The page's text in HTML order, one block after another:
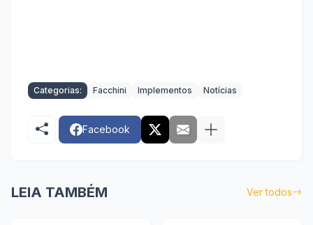
Categorias: Facchini Implementos Notícias
Facebook
LEIA TAMBÉM Ver todos